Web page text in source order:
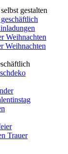
gestalten
Weihnachten
Weihnachten
Trauer